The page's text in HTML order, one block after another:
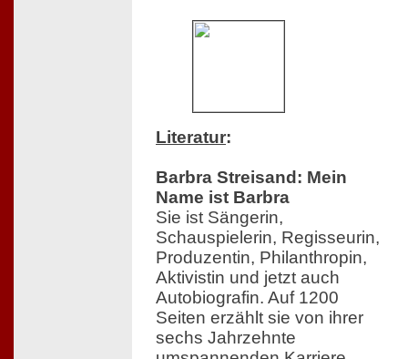
Literatur:
Barbra Streisand: Mein
Name ist Barbra
Sie ist Sängerin,
Schauspielerin, Regisseurin,
Produzentin, Philanthropin,
Aktivistin und jetzt auch
Autobiografin. Auf 1200
Seiten erzählt sie von ihrer
sechs Jahrzehnte